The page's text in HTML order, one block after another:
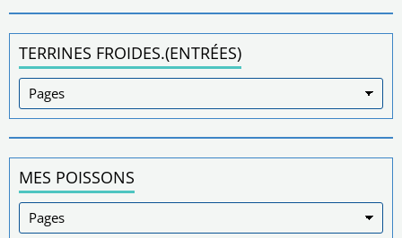
TERRINES FROIDES.(ENTRÉES)
MES POISSONS